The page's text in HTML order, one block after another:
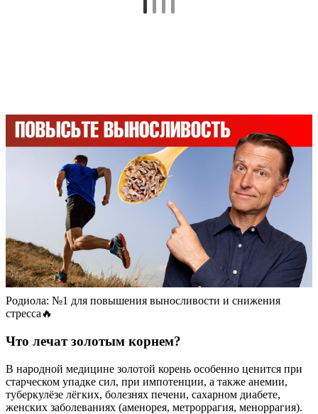
Родиола: №1 для повышения выносливости и снижения
стресса🔥
Что лечат золотым корнем?
В народной медицине золотой корень особенно ценится при
старческом упадке сил, при импотенции, а также анемии,
туберкулёзе лёгких, болезнях печени, сахарном диабете,
женских заболеваниях (аменорея, метроррагия, меноррагия).